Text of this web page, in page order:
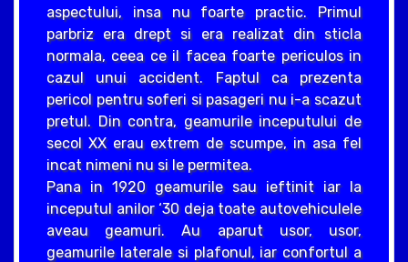
aspectului, insa nu foarte practic. Primul
parbriz era drept si era realizat din sticla
normala, ceea ce il facea foarte periculos in
cazul unui accident. Faptul ca prezenta
pericol pentru soferi si pasageri nu i-a scazut
pretul. Din contra, geamurile inceputului de
secol XX erau extrem de scumpe, in asa fel
incat nimeni nu si le permitea.
Pana in 1920 geamurile sau ieftinit iar la
inceputul anilor ‘30 deja toate autovehiculele
aveau geamuri. Au aparut usor, usor,
geamurile laterale si plafonul, iar confortul a